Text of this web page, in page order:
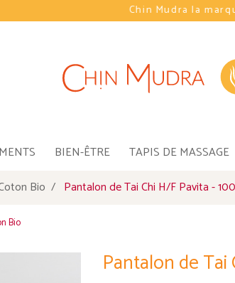
Chin Mudra la marque 100% française au
BIEN-ÊTRE TAPIS DE MASSAGE
Bio
Pantalon de Tai Chi H/F Pavita -
Bio
Pantalon de